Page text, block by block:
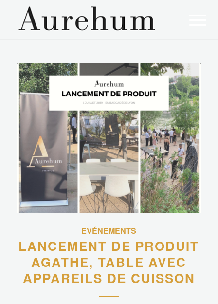
EVÉNEMENTS
LANCEMENT DE PRODUIT
AGATHE, TABLE AVEC
APPAREILS DE CUISSON